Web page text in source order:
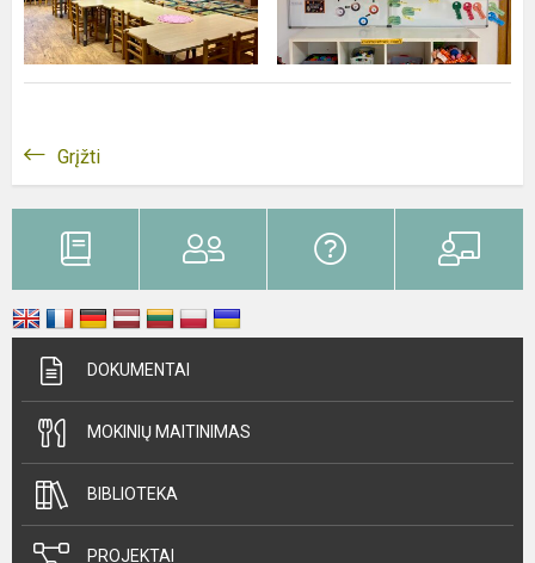
Grįžti
DOKUMENTAI
MOKINIŲ MAITINIMAS
BIBLIOTEKA
PROJEKTAI